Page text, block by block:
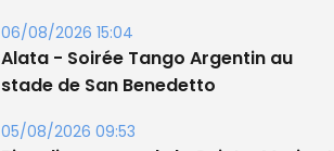
06/08/2026 15:04
Alata - Soirée Tango Argentin au
stade de San Benedetto
05/08/2026 09:53